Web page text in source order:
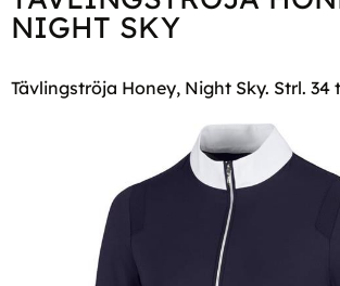
NIGHT SKY
Tävlingströja Honey, Night Sky. Strl. 34